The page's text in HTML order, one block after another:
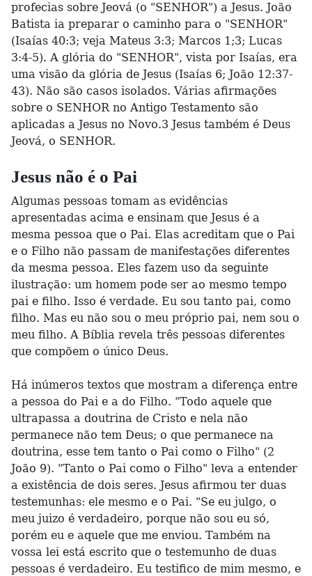
profecias sobre Jeová (o "SENHOR") a Jesus. João
Batista ia preparar o caminho para o "SENHOR"
(Isaías 40:3; veja Mateus 3:3; Marcos 1;3; Lucas
3:4-5). A glória do "SENHOR", vista por Isaías, era
uma visão da glória de Jesus (Isaías 6; João 12:37-
43). Não são casos isolados. Várias afirmações
sobre o SENHOR no Antigo Testamento são
aplicadas a Jesus no Novo.3 Jesus também é Deus
Jeová, o SENHOR.
Jesus não é o Pai
Algumas pessoas tomam as evidências
apresentadas acima e ensinam que Jesus é a
mesma pessoa que o Pai. Elas acreditam que o Pai
e o Filho não passam de manifestações diferentes
da mesma pessoa. Eles fazem uso da seguinte
ilustração: um homem pode ser ao mesmo tempo
pai e filho. Isso é verdade. Eu sou tanto pai, como
filho. Mas eu não sou o meu próprio pai, nem sou o
meu filho. A Bíblia revela três pessoas diferentes
que compõem o único Deus.
Há inúmeros textos que mostram a diferença entre
a pessoa do Pai e a do Filho. "Todo aquele que
ultrapassa a doutrina de Cristo e nela não
permanece não tem Deus; o que permanece na
doutrina, esse tem tanto o Pai como o Filho" (2
João 9). "Tanto o Pai como o Filho" leva a entender
a existência de dois seres. Jesus afirmou ter duas
testemunhas: ele mesmo e o Pai. "Se eu julgo, o
meu juizo é verdadeiro, porque não sou eu só,
porém eu e aquele que me enviou. Também na
vossa lei está escrito que o testemunho de duas
pessoas é verdadeiro. Eu testifico de mim mesmo, e